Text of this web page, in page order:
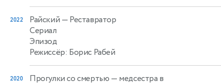
2022 Райский — Реставратор
Сериал
Эпизод
Режиссёр: Борис Рабей
2020 Прогулки со смертью — медсестра в